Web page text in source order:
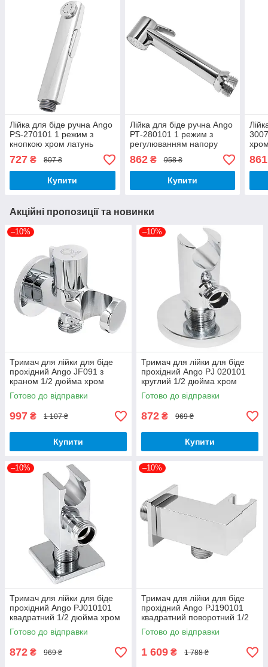
Лійка для біде ручна Ango
PS-270101 1 режим з
кнопкою хром латунь
Brass 62
727 ₴ 807 ₴
Купити
Лійка для біде ручна Ango
РТ-280101 1 режим з
регулюванням напору
хром латунь Brass 62
862₴ 958 ₴
Купити
861
Акційні пропозиції та новинки
–10%
Тримач для лійки для біде
прохідний Ango JF091 з
краном 1/2 дюйма хром
латунь Brass 62
Готово до відправки
997 ₴ 1 107 ₴
Купити
–10%
Тримач для лійки для біде
прохідний Ango PJ 020101
круглий 1/2 дюйма хром
латунь Brass 62
Готово до відправки
872 ₴ 969 ₴
Купити
–10%
Тримач для лійки для біде
прохідний Ango PJ010101
квадратний 1/2 дюйма хром
латунь Brass 62
Готово до відправки
872 ₴ 969 ₴
–10%
Тримач для лійки для біде
прохідний Ango PJ190101
квадратний поворотний 1/2
дюйма хром латунь Brass 62
Готово до відправки
1 609 ₴ 1 788 ₴